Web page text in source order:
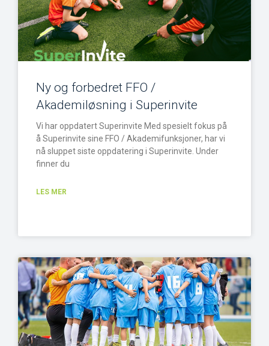
Ny og forbedret FFO /
Akademiløsning i Superinvite
Vi har oppdatert Superinvite Med spesielt fokus på
å Superinvite sine FFO / Akademifunksjoner, har vi
nå sluppet siste oppdatering i Superinvite. Under
finner du
LES MER